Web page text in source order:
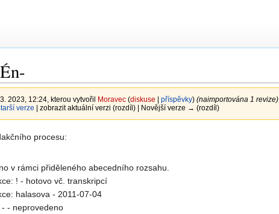
2023, 12:24, kterou vytvořil Moravec (diskuse příspěvky) (naimportována 1 revize)
verze | zobrazit aktuální verzi (rozdíl) | Novější verze → (rozdíl)
procesu:
v rámci přiděleného abecedního rozsahu.
! - hotovo vč. transkripcí
halasova - 2011-07-04
- neprovedeno